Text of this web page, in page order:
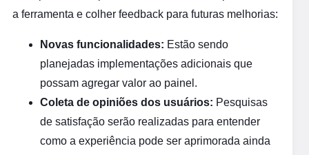
a ferramenta e colher feedback para futuras melhorias:
Novas funcionalidades: Estão sendo
planejadas implementações adicionais que
possam agregar valor ao painel.
Coleta de opiniões dos usuários: Pesquisas
de satisfação serão realizadas para entender
como a experiência pode ser aprimorada ainda